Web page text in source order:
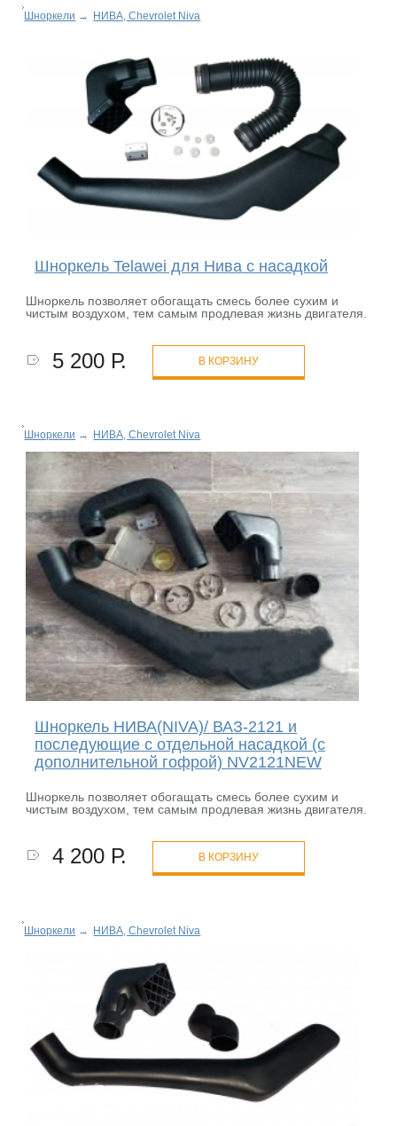
Шноркели → НИВА, Chevrolet Niva
Шноркель Telawei для Нива с насадкой
Шноркель позволяет обогащать смесь более сухим и
чистым воздухом, тем самым продлевая жизнь двигателя.
5 200 Р. В КОРЗИНУ
Шноркели → НИВА, Chevrolet Niva
Шноркель НИВА(NIVA)/ ВАЗ-2121 и
последующие c отдельной насадкой (с
дополнительной гофрой) NV2121NEW
Шноркель позволяет обогащать смесь более сухим и
чистым воздухом, тем самым продлевая жизнь двигателя.
4 200 Р. В КОРЗИНУ
Шноркели → НИВА, Chevrolet Niva